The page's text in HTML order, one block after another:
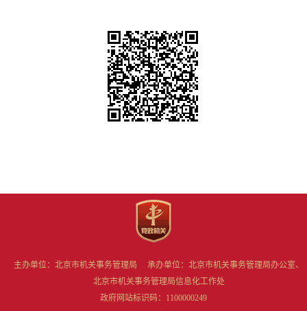
主办单位：北京市机关事务管理局 承办单位：北京市机关事务管理局办公室、
北京市机关事务管理局信息化工作处
政府网站标识码：1100000249